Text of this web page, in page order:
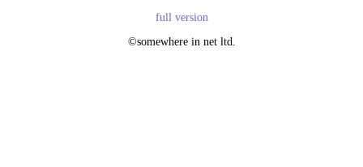
full version
©somewhere in net ltd.